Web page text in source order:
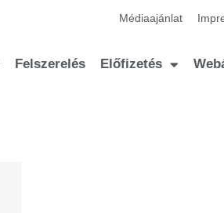
Médiaajánlat
Felszerelés Előfizetés